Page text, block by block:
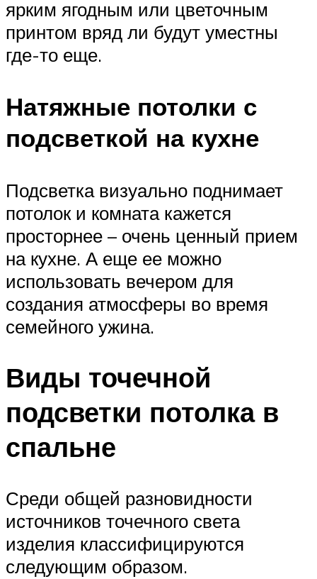
ярким ягодным или цветочным
принтом вряд ли будут уместны
где-то еще.
Натяжные потолки с
подсветкой на кухне
Подсветка визуально поднимает
потолок и комната кажется
просторнее – очень ценный прием
на кухне. А еще ее можно
использовать вечером для
создания атмосферы во время
семейного ужина.
Виды точечной
подсветки потолка в
спальне
Среди общей разновидности
источников точечного света
изделия классифицируются
следующим образом.